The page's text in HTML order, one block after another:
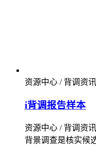
资源中心 / 背调资讯
i背调报告样本
资源中心 / 背调资讯
背景调查是核实候